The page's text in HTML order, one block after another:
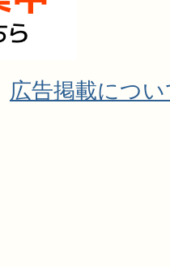
広告掲載につ